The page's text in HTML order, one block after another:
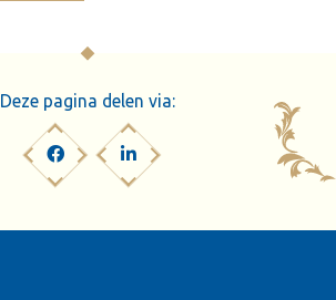
Deze pagina delen via: